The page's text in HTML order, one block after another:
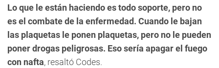
Lo que le están haciendo es todo soporte, pero no
es el combate de la enfermedad. Cuando le bajan
las plaquetas le ponen plaquetas, pero no le pueden
poner drogas peligrosas. Eso sería apagar el fuego
con nafta, resaltó Codes.